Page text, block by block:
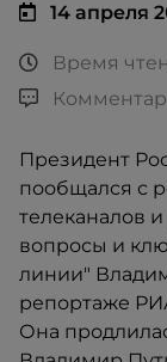
14 апреля
Время
Президент
пообщался с
телеканалов
вопросы и
линии"
репортаже
Она